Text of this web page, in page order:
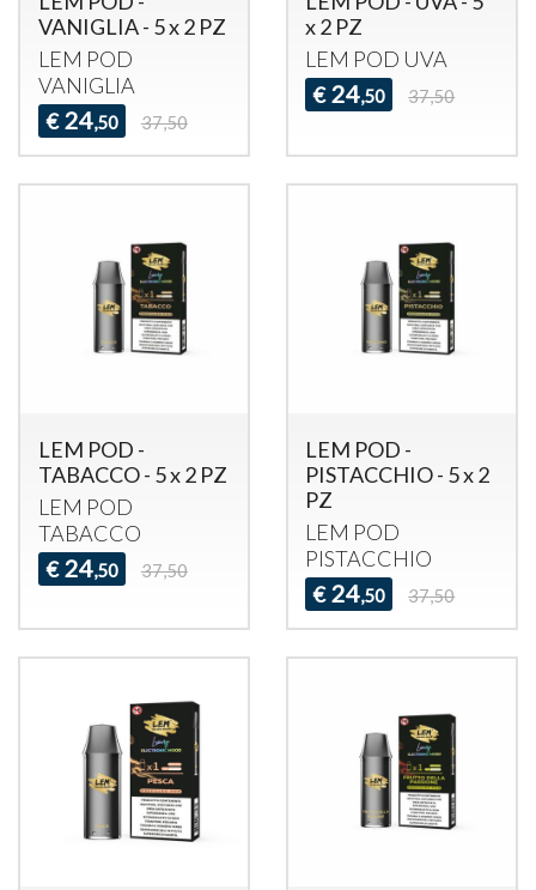
VANIGLIA - 5 x 2 PZ
LEM POD
VANIGLIA
€ 24,50 37,50
x 2 PZ
LEM POD UVA
€ 24,50 37,50
LEM POD -
TABACCO - 5 x 2 PZ
LEM POD
TABACCO
€ 24,50 37,50
LEM POD -
PISTACCHIO - 5 x 2
PZ
LEM POD
PISTACCHIO
€ 24,50 37,50